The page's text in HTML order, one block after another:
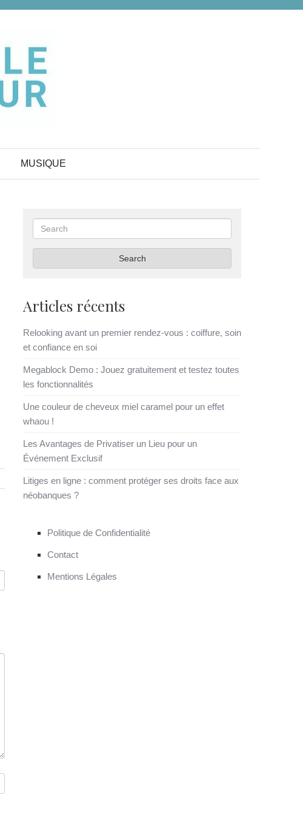
MUSIQUE
Search
Search
Articles récents
Relooking avant un premier rendez-vous : coiffure, soin
et confiance en soi
Megablock Demo : Jouez gratuitement et testez toutes
les fonctionnalités
Une couleur de cheveux miel caramel pour un effet
whaou !
Les Avantages de Privatiser un Lieu pour un
Événement Exclusif
Litiges en ligne : comment protéger ses droits face aux
néobanques ?
Politique de Confidentialité
Contact
Mentions Légales